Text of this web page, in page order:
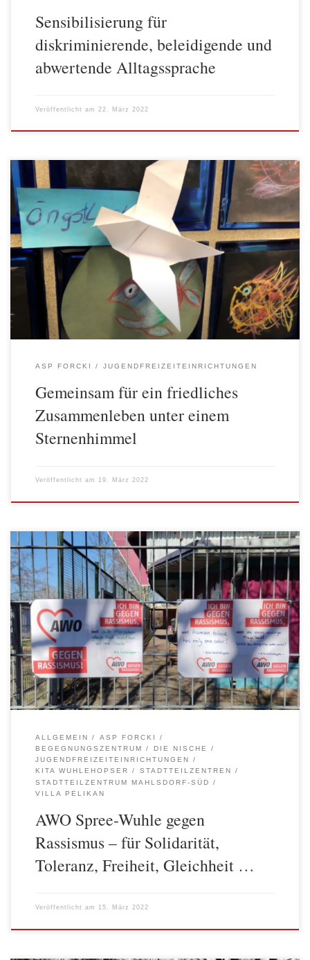
Sensibilisierung für
diskriminierende, beleidigende und
abwertende Alltagssprache
Veröffentlicht am 22. März 2022
So wie der grenzenlose Sternenhimmel für alle da ist, so soll auch
unsere Willkommenskultur keine Grenzen kennen und unser
Mitgefühl allen gelten. Jeder Mensch der Hilfe benötigt, der vor
Krieg flüchtet, der um sein Leben und das seiner Familie bangt,
soll mit offenen Armen empfangen werden. Religion, Hautfarbe,
Nationalität – […]
ASP FORCKI JUGENDFREIZEITEINRICHTUNGEN
Gemeinsam für ein friedliches
Zusammenleben unter einem
Sternenhimmel
Veröffentlicht am 19. März 2022
Vom 14. bis 27. März 2022 finden in diesem Jahr die
Internationalen Wochen gegen Rassismus statt. Sie sind
Aktionswochen der Solidarität mit von Rassismus betroffenen
Menschen und stehen in diesem Jahr unter dem Motto „Haltung
zeigen“. Die AWO Spree-Wuhle beteiligt sich an den
Aktionswochen rund um den Internationalen Tag gegen […]
ALLGEMEIN
ASP FORCKI
BEGEGNUNGSZENTRUM
DIE NISCHE
JUGENDFREIZEITEINRICHTUNGEN
KITA WUHLEHOPSER
STADTTEILZENTREN
STADTTEILZENTRUM MAHLSDORF-SÜD
VILLA PELIKAN
AWO Spree-Wuhle gegen
Rassismus – für Solidarität,
Toleranz, Freiheit, Gleichheit …
Veröffentlicht am 15. März 2022